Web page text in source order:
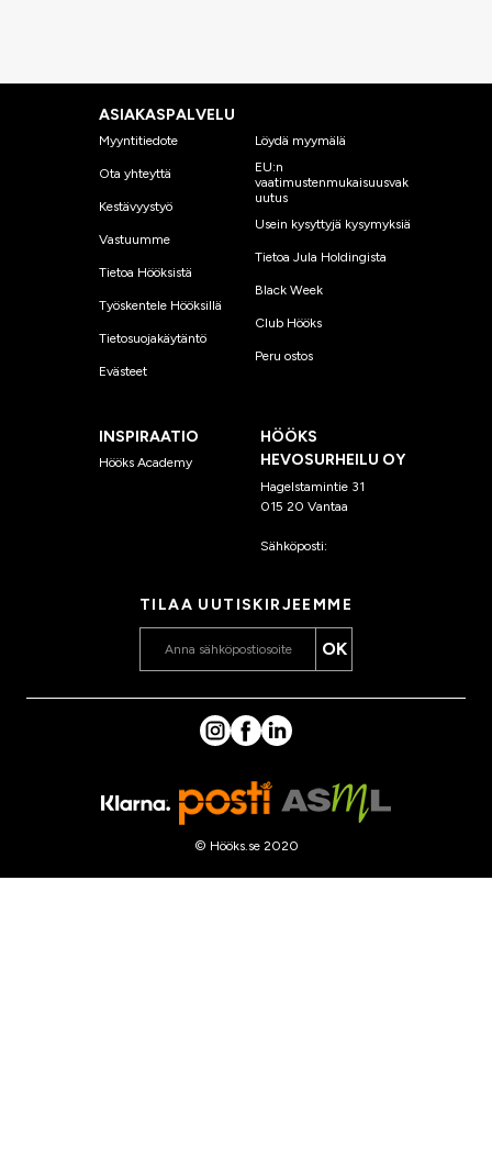
ASIAKASPALVELU
Myyntitiedote
Ota yhteyttä
Kestävyystyö
Vastuumme
Tietoa Hööksistä
Työskentele Hööksillä
Tietosuojakäytäntö
Evästeet
Löydä myymälä
EU:n
vaatimustenmukaisuusvak
uutus
Usein kysyttyjä kysymyksiä
Tietoa Jula Holdingista
Black Week
Club Hööks
Peru ostos
INSPIRAATIO
Hööks Academy
HÖÖKS
HEVOSURHEILU OY
Hagelstamintie 31
015 20 Vantaa
Sähköposti:
TILAA UUTISKIRJEEMME
OK
© Hööks.se 2020